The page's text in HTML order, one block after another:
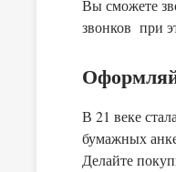
Вы сможете
звонков при
В 21 веке
бумажных
Делайте